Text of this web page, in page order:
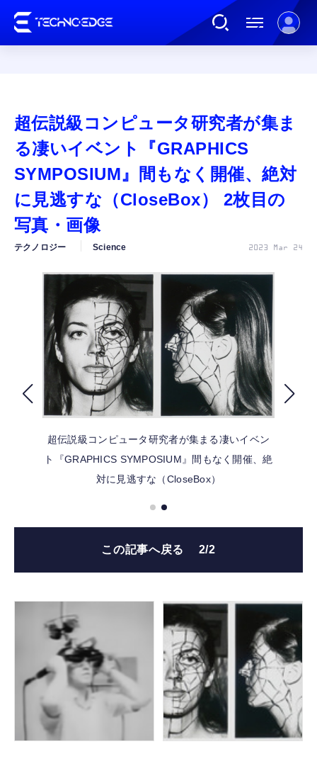
AI
ガジェット
カルチャー
公式ストア
FOLLOW US
超伝説級コンピュータ研究者が集ま
る凄いイベント『GRAPHICS
SYMPOSIUM』間もなく開催、絶対
に見逃すな（CloseBox） 2枚目の
写真・画像
テクノロジー Science 2023 Mar 24
超伝説級コンピュータ研究者が集まる凄いイベン
ト『GRAPHICS SYMPOSIUM』間もなく開催、絶
対に見逃すな（CloseBox）
この記事へ戻る 2/2